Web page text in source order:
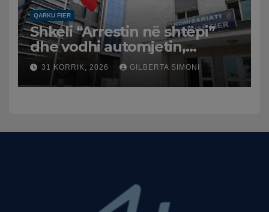
QARKU FIER
Shkeli “Arrestin në shtëpi”
dhe vodhi automjetin,
arrestohet 43-vjeçari
31 KORRIK, 2026 GILBERTA SIMONI